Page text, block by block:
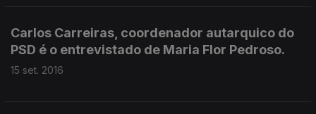
Carlos Carreiras, coordenador autarquico do
PSD é o entrevistado de Maria Flor Pedroso.
15 set. 2016